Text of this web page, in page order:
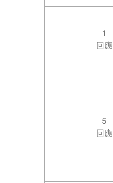
1
回應
5
回應